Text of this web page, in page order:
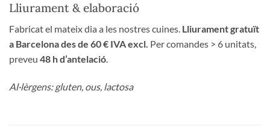
Lliurament & elaboració
Fabricat el mateix dia a les nostres cuines. Lliurament gratuït
a Barcelona des de 60 € IVA excl. Per comandes > 6 unitats,
preveu 48 h d’antelació.
Al·lèrgens: gluten, ous, lactosa